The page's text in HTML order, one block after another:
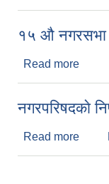
१५ औ नगरसभा
Read more
नगरपरिषदकाे
Read more about